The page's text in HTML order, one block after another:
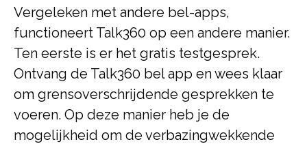
Vergeleken met andere bel-apps,
functioneert Talk360 op een andere manier.
Ten eerste is er het gratis testgesprek.
Ontvang de Talk360 bel app en wees klaar
om grensoverschrijdende gesprekken te
voeren. Op deze manier heb je de
mogelijkheid om de verbazingwekkende